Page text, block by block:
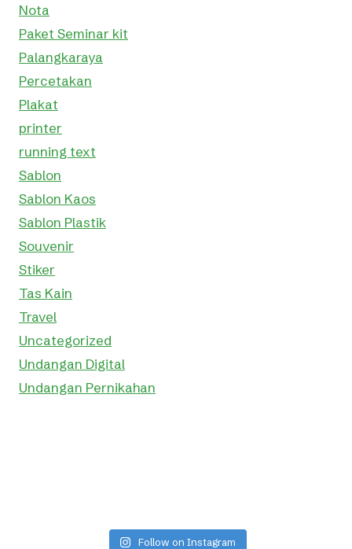
Nota
Paket Seminar kit
Palangkaraya
Percetakan
Plakat
printer
running text
Sablon
Sablon Kaos
Sablon Plastik
Souvenir
Stiker
Tas Kain
Travel
Uncategorized
Undangan Digital
Undangan Pernikahan
Follow on Instagram